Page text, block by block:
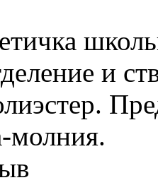
и
молния.